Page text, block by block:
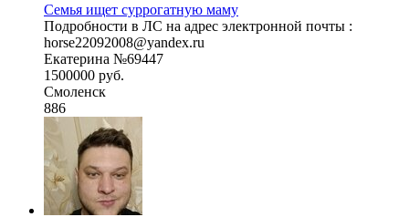
Семья ищет суррогатную маму
Подробности в ЛС на адрес электронной почты :
horse22092008@yandex.ru
Екатерина №69447
1500000 руб.
Смоленск
886